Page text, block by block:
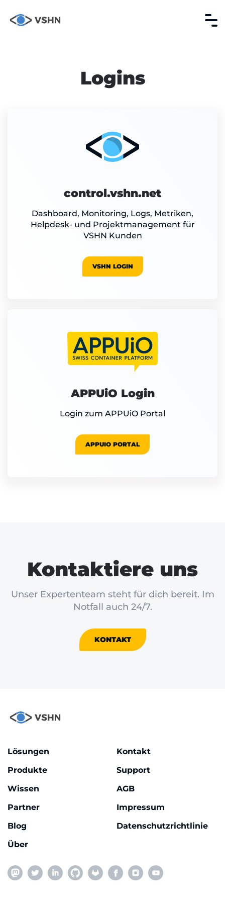
Logins
control.vshn.net
Dashboard, Monitoring, Logs, Metriken,
Helpdesk- und Projektmanagement für
VSHN Kunden
VSHN LOGIN
APPUiO Login
Login zum APPUiO Portal
APPUIO PORTAL
Kontaktiere uns
Unser Expertenteam steht für dich bereit. Im
Notfall auch 24/7.
KONTAKT
Lösungen
Produkte
Wissen
Partner
Blog
Über
Kontakt
Support
AGB
Impressum
Datenschutzrichtlinie